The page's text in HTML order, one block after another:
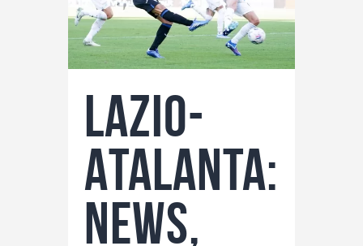
Basket
Tennis
Fantacalcio
I consigli di Giulia
Serie A
Lazio-
Atalanta:
News,